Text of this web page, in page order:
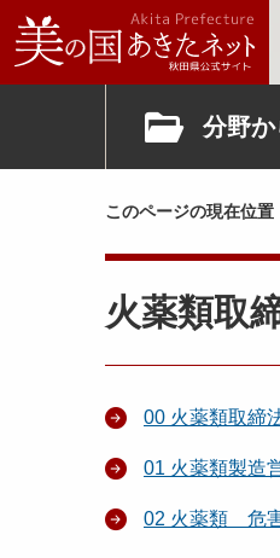
分野
このページの現在位置
火薬類取
00 火薬類取締
01 火薬類製造
02 火薬類 危害